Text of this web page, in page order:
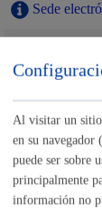
Sede
Seguridad
Al visitar un sitio
en su
puede ser sobre
principalmente
información no